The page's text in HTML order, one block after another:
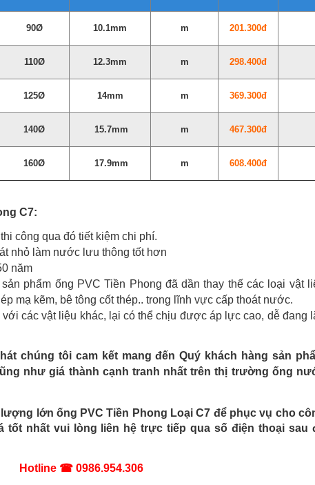
90Ø 10.1mm m 201.300đ
110Ø 12.3mm m 298.400đ
125Ø 14mm m 369.300đ
140Ø 15.7mm m 467.300đ
160Ø 17.9mm m 608.400đ
C7:
công qua đó tiết kiệm chi phí.
nhỏ làm nước lưu thông tốt hơn
năm
phẩm ống PVC Tiền Phong đã dần thay thế các loại vật
mạ kẽm, bê tông cốt thép.. trong lĩnh vực cấp thoát nước.
các vật liệu khác, lại có thể chịu được áp lực cao, dễ đang
chúng tôi cam kết mang đến Quý khách hàng sản
như giá thành cạnh tranh nhất trên thị trường ống
lớn ống PVC Tiền Phong Loại C7 để phục vụ cho
tốt nhất vui lòng liên hệ trực tiếp qua số điện thoại sau
Hotline ☎ 0986.954.306